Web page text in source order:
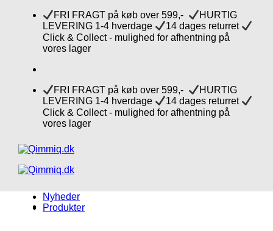
FRI FRAGT på køb over 599,-
HURTIG
LEVERING 1-4 hverdage
14 dages returret
Click & Collect - mulighed for afhentning på
vores lager
FRI FRAGT på køb over 599,-
HURTIG
LEVERING 1-4 hverdage
14 dages returret
Click & Collect - mulighed for afhentning på
vores lager
Nyheder
Produkter